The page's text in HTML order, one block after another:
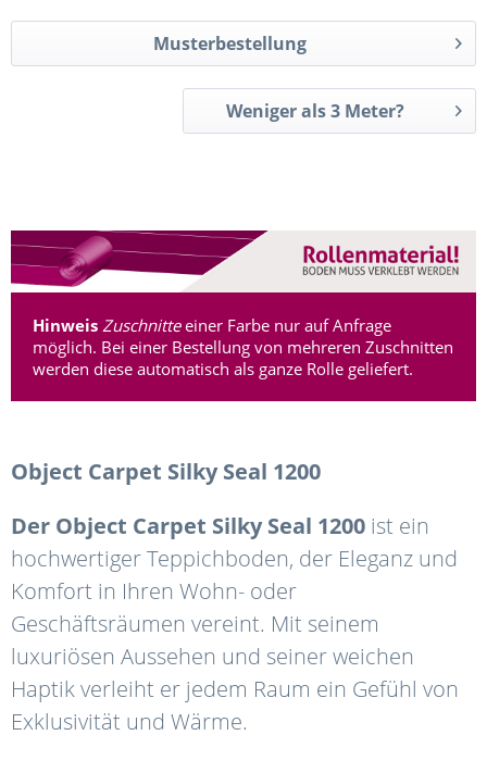
Musterbestellung
Weniger als 3 Meter?
Hinweis Zuschnitteeiner Farbe nur auf Anfrage
möglich. Bei einer Bestellung von mehreren Zuschnitten
werden diese automatisch als ganze Rolle geliefert.
Object Carpet Silky Seal 1200
Der Object Carpet Silky Seal 1200 ist ein
hochwertiger Teppichboden, der Eleganz und
Komfort in Ihren Wohn- oder
Geschäftsräumen vereint. Mit seinem
luxuriösen Aussehen und seiner weichen
Haptik verleiht er jedem Raum ein Gefühl von
Exklusivität und Wärme.